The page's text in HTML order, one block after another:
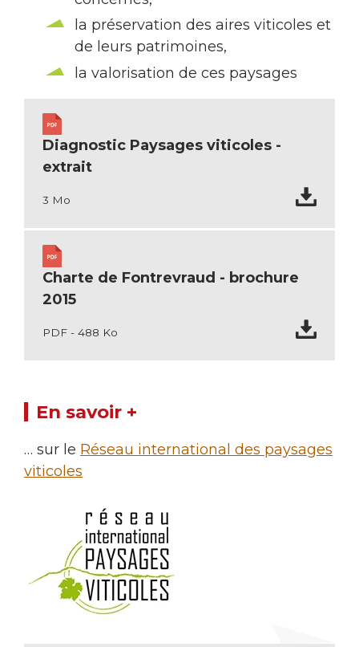
la préservation des aires viticoles et
de leurs patrimoines,
la valorisation de ces paysages
Diagnostic Paysages viticoles -
extrait
3 Mo
Charte de Fontrevraud - brochure
2015
PDF - 488 Ko
En savoir +
… sur le Réseau international des paysages
viticoles